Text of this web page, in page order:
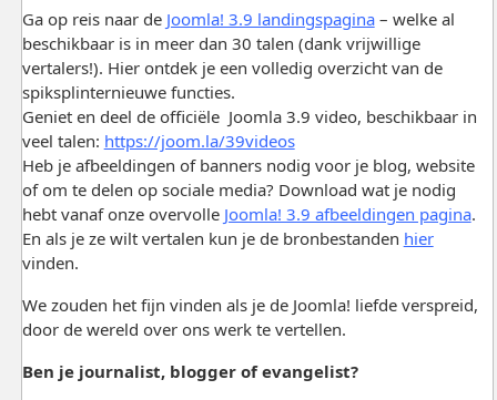
Ga op reis naar de Joomla! 3.9 landingspagina– welke al
beschikbaar is in meer dan 30 talen (dank vrijwillige
vertalers!). Hier ontdek je een volledig overzicht van de
spiksplinternieuwe functies.
Geniet en deel de officiële Joomla 3.9 video, beschikbaar in
veel talen: https://joom.la/39videos
Heb je afbeeldingen of banners nodig voor je blog, website
of om te delen op sociale media? Download wat je nodig
hebt vanaf onze overvolle Joomla! 3.9 afbeeldingen pagina.
En als je ze wilt vertalen kun je de bronbestanden hier
vinden.
We zouden het fijn vinden als je de Joomla! liefde verspreid,
door de wereld over ons werk te vertellen.
Ben je journalist, blogger of evangelist?